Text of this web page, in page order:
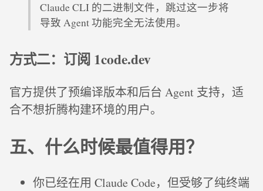
Claude CLI 的二进制文件，跳过这一步将
导致 Agent 功能完全无法使用。
方式二：订阅 1code.dev
官方提供了预编译版本和后台 Agent 支持，适
合不想折腾构建环境的用户。
五、什么时候最值得用？
你已经在用 Claude Code，但受够了纯终端